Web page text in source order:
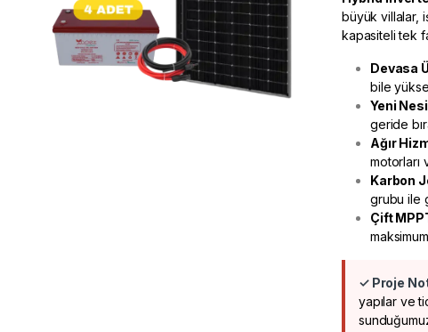
büyük villalar,
kapasiteli tek
Devasa
bile
Yeni
geride
Ağır
motorları
Karbon
grubu ile
Çift
✓ Proje
yapılar ve